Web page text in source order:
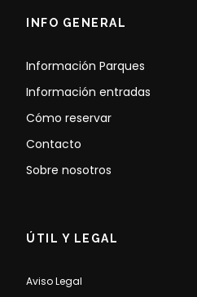
INFO GENERAL
Información Parques
Información entradas
Cómo reservar
Contacto
Sobre nosotros
ÚTIL Y LEGAL
Aviso Legal